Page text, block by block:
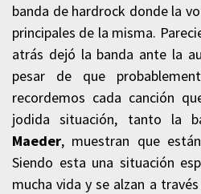
banda de hardrock donde la
principales de la misma.
atrás dejó la banda ante la
pesar de que
recordemos cada canción
jodida situación, tanto la
Maeder, muestran que
Siendo esta una situación
mucha vida y se alzan a